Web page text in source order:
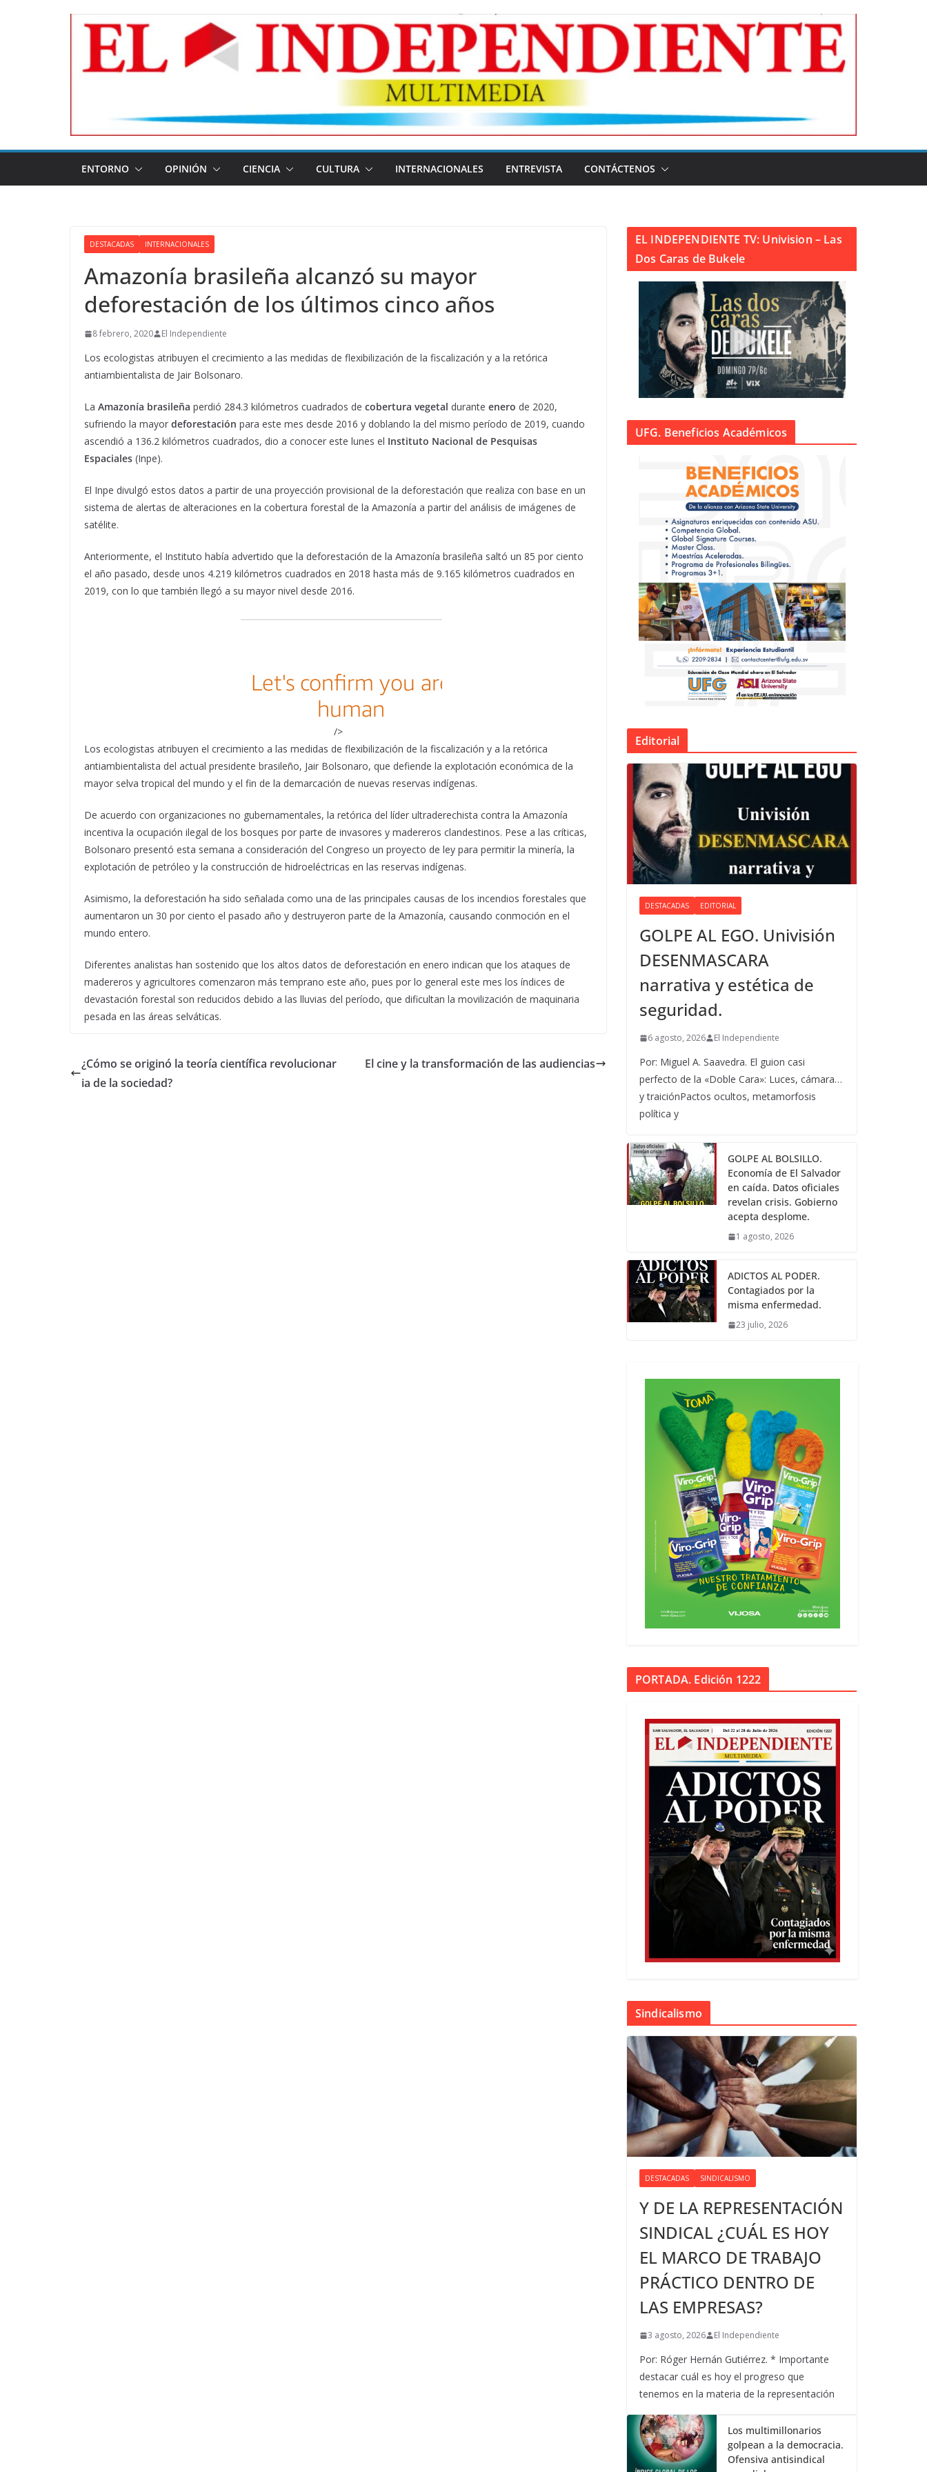
ENTORNO OPINIÓN CIENCIA CULTURA INTERNACIONALES ENTREVISTA CONTÁCTENOS
DESTACADAS INTERNACIONALES
Amazonía brasileña alcanzó su mayor
deforestación de los últimos cinco años
8 febrero, 2020 El Independiente
Los ecologistas atribuyen el crecimiento a las medidas de flexibilización de la fiscalización y a la retórica
antiambientalista de Jair Bolsonaro.
La Amazonía brasileña perdió 284.3 kilómetros cuadrados de cobertura vegetal durante enero de 2020,
sufriendo la mayor deforestación para este mes desde 2016 y doblando la del mismo período de 2019, cuando
ascendió a 136.2 kilómetros cuadrados, dio a conocer este lunes el Instituto Nacional de Pesquisas
Espaciales (Inpe).
El Inpe divulgó estos datos a partir de una proyección provisional de la deforestación que realiza con base en un
sistema de alertas de alteraciones en la cobertura forestal de la Amazonía a partir del análisis de imágenes de
satélite.
Anteriormente, el Instituto había advertido que la deforestación de la Amazonía brasileña saltó un 85 por ciento
el año pasado, desde unos 4.219 kilómetros cuadrados en 2018 hasta más de 9.165 kilómetros cuadrados en
2019, con lo que también llegó a su mayor nivel desde 2016.
/>
Los ecologistas atribuyen el crecimiento a las medidas de flexibilización de la fiscalización y a la retórica
antiambientalista del actual presidente brasileño, Jair Bolsonaro, que defiende la explotación económica de la
mayor selva tropical del mundo y el fin de la demarcación de nuevas reservas indígenas.
De acuerdo con organizaciones no gubernamentales, la retórica del líder ultraderechista contra la Amazonía
incentiva la ocupación ilegal de los bosques por parte de invasores y madereros clandestinos. Pese a las críticas,
Bolsonaro presentó esta semana a consideración del Congreso un proyecto de ley para permitir la minería, la
explotación de petróleo y la construcción de hidroeléctricas en las reservas indígenas.
Asimismo, la deforestación ha sido señalada como una de las principales causas de los incendios forestales que
aumentaron un 30 por ciento el pasado año y destruyeron parte de la Amazonía, causando conmoción en el
mundo entero.
Diferentes analistas han sostenido que los altos datos de deforestación en enero indican que los ataques de
madereros y agricultores comenzaron más temprano este año, pues por lo general este mes los índices de
devastación forestal son reducidos debido a las lluvias del período, que dificultan la movilización de maquinaria
pesada en las áreas selváticas.
¿Cómo se originó la teoría científica revolucionar
ia de la sociedad?
El cine y la transformación de las audiencias
EL INDEPENDIENTE TV: Univision – Las
Dos Caras de Bukele
UFG. Beneficios Académicos
Editorial
DESTACADAS EDITORIAL
GOLPE AL EGO. Univisión
DESENMASCARA
narrativa y estética de
seguridad.
6 agosto, 2026 El Independiente
Por: Miguel A. Saavedra. El guion casi
perfecto de la «Doble Cara»: Luces, cámara…
y traiciónPactos ocultos, metamorfosis
política y
GOLPE AL BOLSILLO.
Economía de El Salvador
en caída. Datos oficiales
revelan crisis. Gobierno
acepta desplome.
1 agosto, 2026
ADICTOS AL PODER.
Contagiados por la
misma enfermedad.
23 julio, 2026
PORTADA. Edición 1222
Sindicalismo
DESTACADAS SINDICALISMO
Y DE LA REPRESENTACIÓN
SINDICAL ¿CUÁL ES HOY
EL MARCO DE TRABAJO
PRÁCTICO DENTRO DE
LAS EMPRESAS?
3 agosto, 2026 El Independiente
Por: Róger Hernán Gutiérrez. * Importante
destacar cuál es hoy el progreso que
tenemos en la materia de la representación
Los multimillonarios
golpean a la democracia.
Ofensiva antisindical